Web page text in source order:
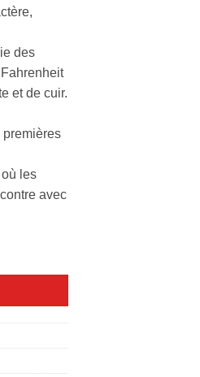
des
et de cuir.
premières
les
avec